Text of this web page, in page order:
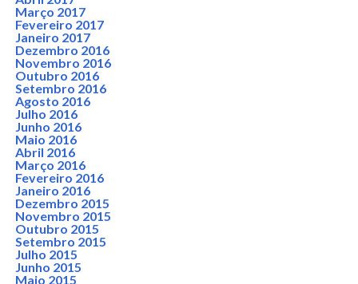
Março 2017
Fevereiro 2017
Janeiro 2017
Dezembro 2016
Novembro 2016
Outubro 2016
Setembro 2016
Agosto 2016
Julho 2016
Junho 2016
Maio 2016
Abril 2016
Março 2016
Fevereiro 2016
Janeiro 2016
Dezembro 2015
Novembro 2015
Outubro 2015
Setembro 2015
Julho 2015
Junho 2015
Maio 2015